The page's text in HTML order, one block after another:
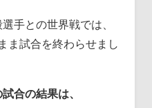
手との世界戦では、
ま試合を終わらせまし
合の結果は、